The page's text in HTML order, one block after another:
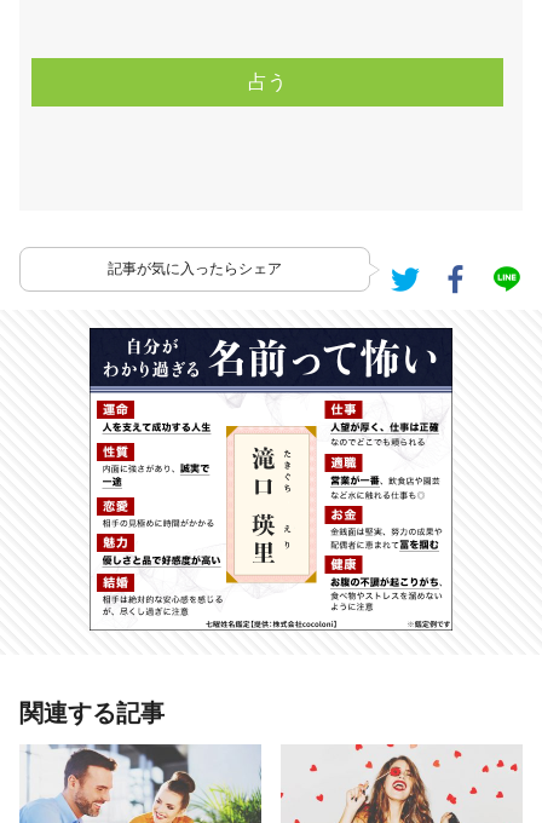
記事が気に入ったらシェア
あわせて読みたい記事
【無料占い】2019年、あなたが恵ま
れるご縁 仕事、恋愛、プライベー
ト……転機はどこ？
関連する記事